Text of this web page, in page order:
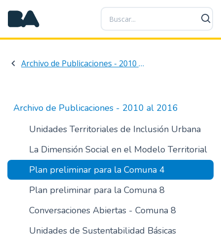
P
a
s
a
a
n
t
n
i
d
o
p
r
n
Archivo de Publicaciones - 2010 al 2016
Archivo de Publicaciones - 2010 al 2016
Unidades Territoriales de Inclusión Urbana
La Dimensión Social en el Modelo Territorial
Plan preliminar para la Comuna 4
Plan preliminar para la Comuna 8
Conversaciones Abiertas - Comuna 8
Unidades de Sustentabilidad Básicas